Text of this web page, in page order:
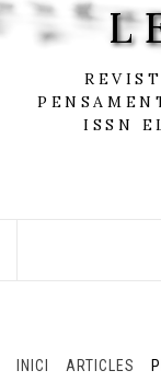
ISSN
INICI ARTICLES